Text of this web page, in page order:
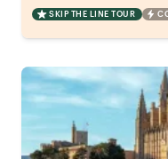
SKIP THE LINE TOUR